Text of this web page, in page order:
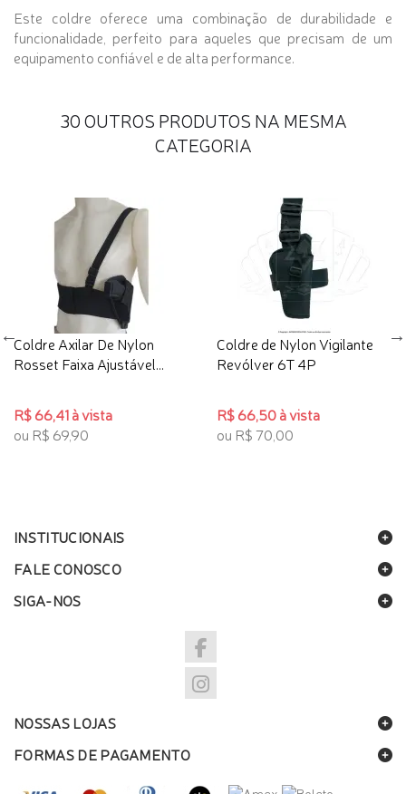
Este coldre oferece uma combinação de durabilidade e
funcionalidade, perfeito para aqueles que precisam de um
equipamento confiável e de alta performance.
30 OUTROS PRODUTOS NA MESMA
CATEGORIA
Coldre Axilar De Nylon
Rosset Faixa Ajustável...
R$ 66,41 à vista
ou R$ 69,90
Coldre de Nylon Vigilante
Revólver 6T 4P
R$ 66,50 à vista
ou R$ 70,00
INSTITUCIONAIS
FALE CONOSCO
SIGA-NOS
NOSSAS LOJAS
FORMAS DE PAGAMENTO